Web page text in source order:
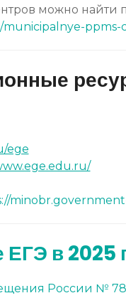
можно найти
municipalnye-ppms-
ege
ЕГЭ в 2025
России №